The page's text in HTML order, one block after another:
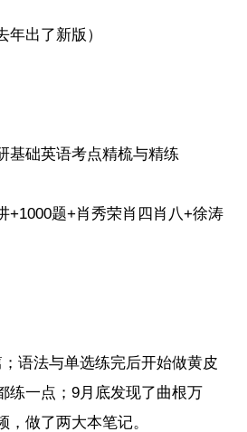
出了新版）
础英语考点精梳与精练
题+肖秀荣肖四肖八+徐涛
法与单选练完后开始做黄皮
练一点；9月底发现了曲根万
做了两大本笔记。